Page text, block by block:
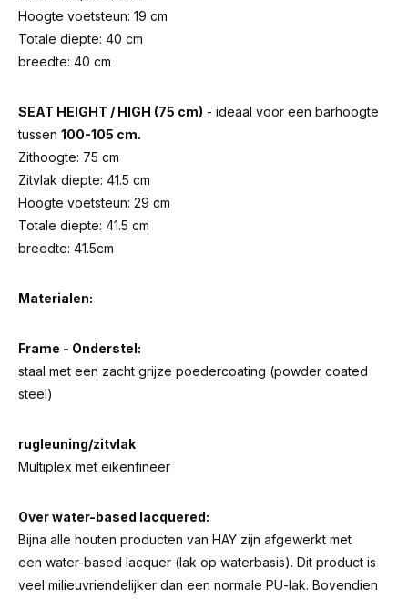
Hoogte voetsteun: 19 cm
Totale diepte: 40 cm
breedte: 40 cm
SEAT HEIGHT / HIGH (75 cm) - ideaal voor een barhoogte
tussen 100-105 cm.
Zithoogte: 75 cm
Zitvlak diepte: 41.5 cm
Hoogte voetsteun: 29 cm
Totale diepte: 41.5 cm
breedte: 41.5cm
Materialen:
Frame - Onderstel:
staal met een zacht grijze poedercoating (powder coated
steel)
rugleuning/zitvlak
Multiplex met eikenfineer
Over water-based lacquered:
Bijna alle houten producten van HAY zijn afgewerkt met
een water-based lacquer (lak op waterbasis). Dit product is
veel milieuvriendelijker dan een normale PU-lak. Bovendien